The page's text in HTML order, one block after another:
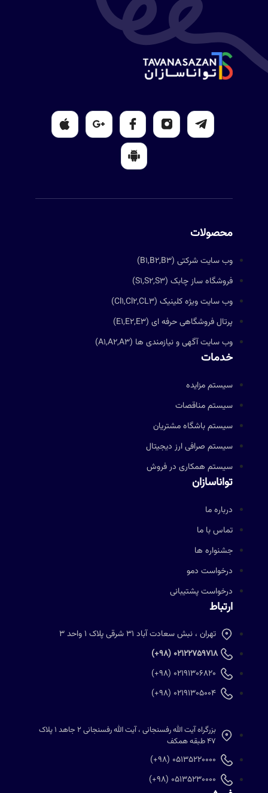
محصولات
وب سایت شرکتی (B1,B2,B3)
فروشگاه ساز چابک (S1,S2,S3)
وب سایت ویژه کلینیک (Cl1,Cl2,CL3)
پرتال فروشگاهی حرفه ای (E1,E2,E3)
وب سایت آگهی و نیازمندی ها (A1,A2,A3)
خدمات
سیستم مزایده
سیستم مناقصات
سیستم باشگاه مشتریان
سیستم صرافی ارز دیجیتال
سیستم همکاری در فروش
تواناسازان
درباره ما
تماس با ما
جشنواره ها
درخواست دمو
درخواست پشتیبانی
ارتباط
تهران ، نبش سعادت آباد 31 شرقی پلاک 1 واحد 3
02122759718 (98+)
02191306820 (98+)
02191305004 (98+)
بزرگراه آیت الله رفسنجانی ، آیت الله رفسنجانی 2 جاهد 1 پلاک
47 طبقه همکف
05135220000 (98+)
05135230000 (98+)